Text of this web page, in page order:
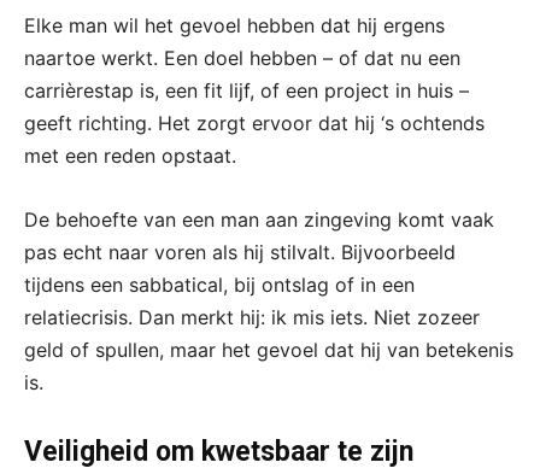
Elke man wil het gevoel hebben dat hij ergens
naartoe werkt. Een doel hebben – of dat nu een
carrièrestap is, een fit lijf, of een project in huis –
geeft richting. Het zorgt ervoor dat hij ‘s ochtends
met een reden opstaat.
De behoefte van een man aan zingeving komt vaak
pas echt naar voren als hij stilvalt. Bijvoorbeeld
tijdens een sabbatical, bij ontslag of in een
relatiecrisis. Dan merkt hij: ik mis iets. Niet zozeer
geld of spullen, maar het gevoel dat hij van betekenis
is.
Veiligheid om kwetsbaar te zijn